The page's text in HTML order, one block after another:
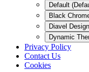
Default
Black
Diavel Design
Dynamic
Privacy Policy
Contact Us
Cookies